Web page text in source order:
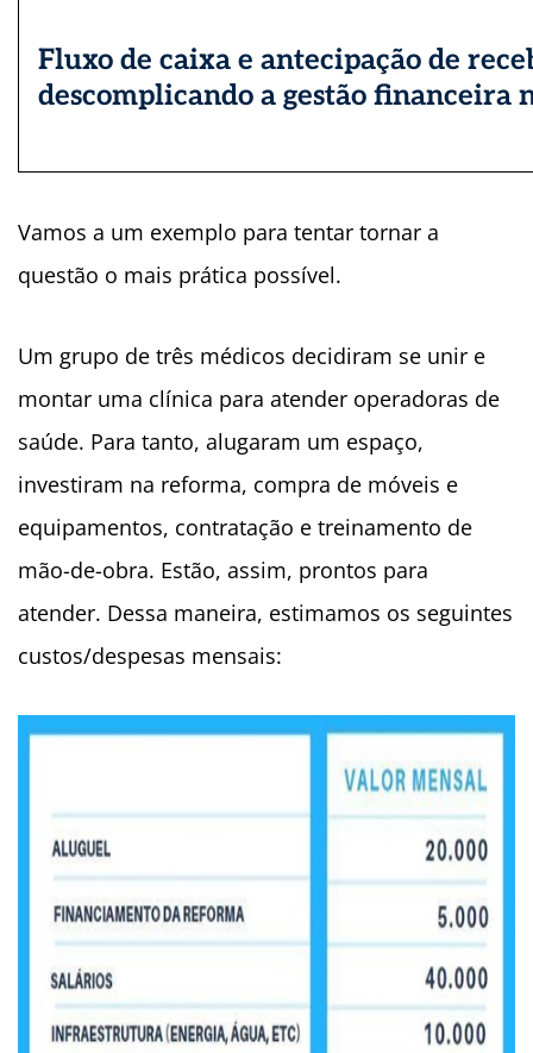
Fluxo de caixa e antecipação de
descomplicando a gestão financeira
Vamos a um exemplo para tentar tornar a
questão o mais prática possível.
Um grupo de três médicos decidiram se unir e
montar uma clínica para atender operadoras de
saúde. Para tanto, alugaram um espaço,
investiram na reforma, compra de móveis e
equipamentos, contratação e treinamento de
mão-de-obra. Estão, assim, prontos para
atender. Dessa maneira, estimamos os seguintes
custos/despesas mensais: